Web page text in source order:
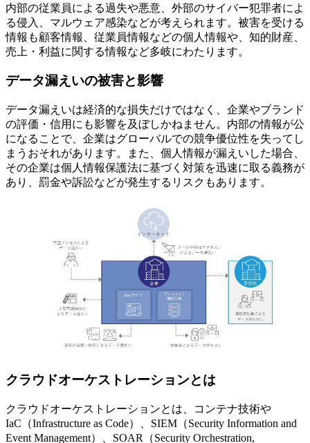
内部の従業員による過失や悪意、外部のサイバー犯罪者によ
る侵入、マルウェア感染などが考えられます。被害を受ける
情報も顧客情報、従業員情報などの個人情報や、知的財産、
売上・利益に関する情報など多岐にわたります。
データ漏えいの被害と影響
データ漏えいは経済的な損失だけではなく、企業やブランド
の評価・信用にも影響を及ぼしかねません。内部の情報が公
になることで、企業はグローバルでの競争優位性を失ってし
まうおそれがあります。また、個人情報が漏えいした場合、
その企業は個人情報保護法に基づく対策を迅速に取る義務が
あり、罰金や訴訟などが発生するリスクもあります。
クラウドオーケストレーションとは
クラウドオーケストレーションとは、コンテナ技術や
IaC（Infrastructure as Code）、SIEM（Security Information and
Event Management）、SOAR（Security Orchestration,